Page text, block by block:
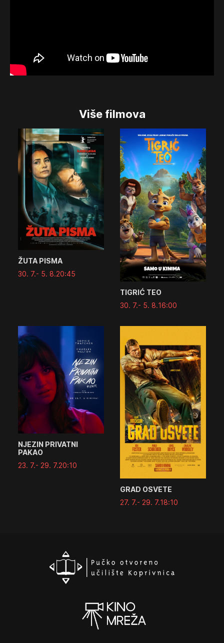
Više filmova
ŽUTA PISMA
30. 7.- 5. 8.20:45
TIGRIĆ TEO
30. 7.- 5. 8.16:00
NJEZIN PRIVATNI
PAKAO
23. 7.- 29. 7.20:10
GRAD OSVETE
27. 7.- 29. 7.18:10